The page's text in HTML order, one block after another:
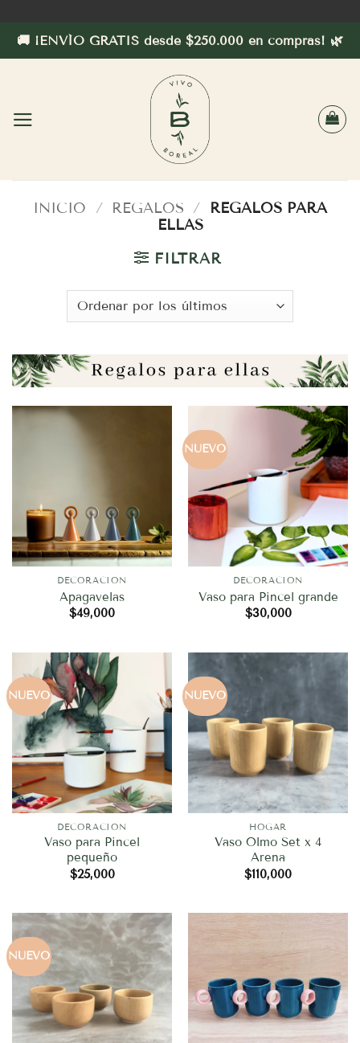
contenido
🚚 ¡ENVÍO GRATIS desde $250.000 en compras! 🌿
INICIO / REGALOS /
REGALOS PARA
ELLAS
FILTRAR
DECORACION
Apagavelas
$49,000
NUEVO
DECORACION
Vaso para Pincel grande
$30,000
NUEVO
DECORACION
Vaso para Pincel
pequeño
$25,000
NUEVO
HOGAR
Vaso Olmo Set x 4
Arena
$110,000
NUEVO